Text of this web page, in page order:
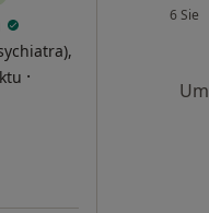
·
6 Sie